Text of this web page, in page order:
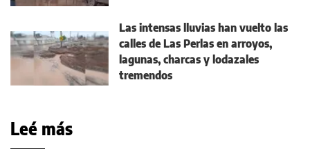
Las intensas lluvias han vuelto las
calles de Las Perlas en arroyos,
lagunas, charcas y lodazales
tremendos
Leé más